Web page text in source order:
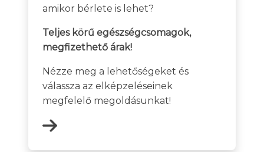
amikor bérlete is lehet?
Teljes körű egészségcsomagok,
megfizethető árak!
Nézze meg a lehetőségeket és
válassza az elképzeléseinek
megfelelő megoldásunkat!